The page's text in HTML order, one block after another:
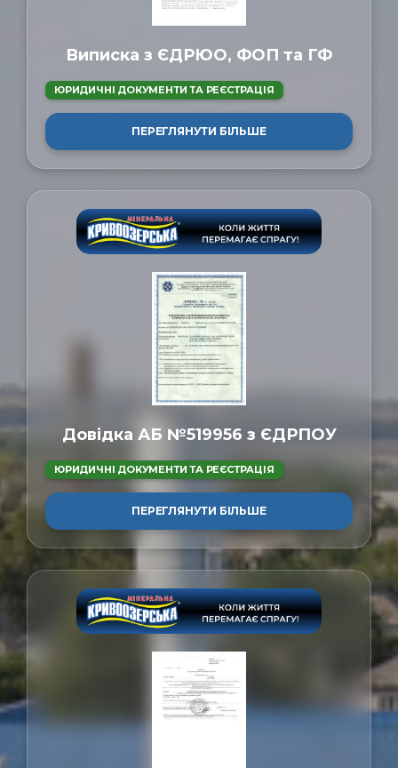
Виписка з ЄДРЮО, ФОП та ГФ
ЮРИДИЧНІ ДОКУМЕНТИ ТА РЕЄСТРАЦІЯ
ПЕРЕГЛЯНУТИ БІЛЬШЕ
Довідка АБ №519956 з ЄДРПОУ
ЮРИДИЧНІ ДОКУМЕНТИ ТА РЕЄСТРАЦІЯ
ПЕРЕГЛЯНУТИ БІЛЬШЕ